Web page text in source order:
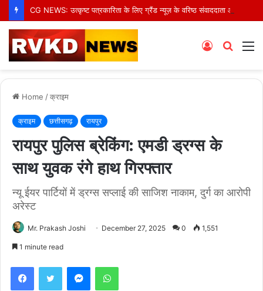
Search
Log
Home /क्राइम
क्राइम छत्तीसगढ़ रायपुर
रायपुर पुलिस ब्रेकिंग: एमडी ड्रग्स के
साथ युवक रंगे हाथ गिरफ्तार
न्यू ईयर पार्टियों में ड्रग्स सप्लाई की साजिश नाकाम, दुर्ग का आरोपी
अरेस्ट
Mr. Prakash Joshi December 27, 2025 0 1,551
1 minute read
FacebookTwitter MessengerWhatsApp